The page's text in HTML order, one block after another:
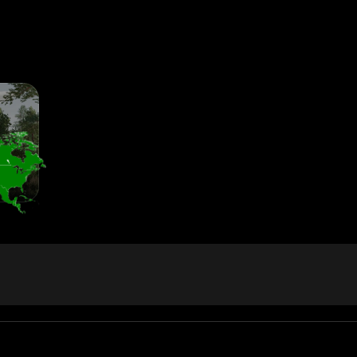
с синей трубой).
с этого момента основное внимание будет уделяться